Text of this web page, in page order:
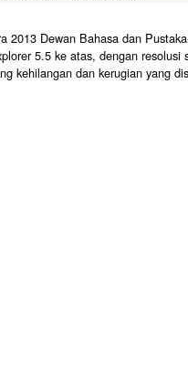
2013 Dewan Bahasa dan
5.5 ke atas, dengan resolusi
kehilangan dan kerugian yang